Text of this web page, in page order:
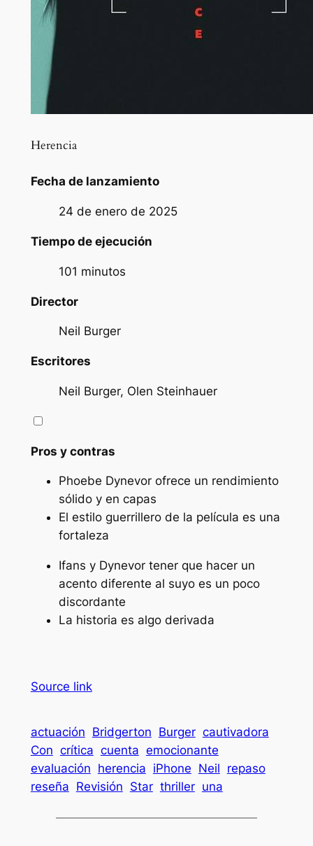
Herencia
Fecha de lanzamiento
24 de enero de 2025
Tiempo de ejecución
101 minutos
Director
Neil Burger
Escritores
Neil Burger, Olen Steinhauer
Pros y contras
Phoebe Dynevor ofrece un rendimiento
sólido y en capas
El estilo guerrillero de la película es una
fortaleza
Ifans y Dynevor tener que hacer un
acento diferente al suyo es un poco
discordante
La historia es algo derivada
Source link
actuación Bridgerton Burger cautivadora
Con crítica cuenta emocionante
evaluación herencia iPhone Neil repaso
reseña Revisión Star thriller una